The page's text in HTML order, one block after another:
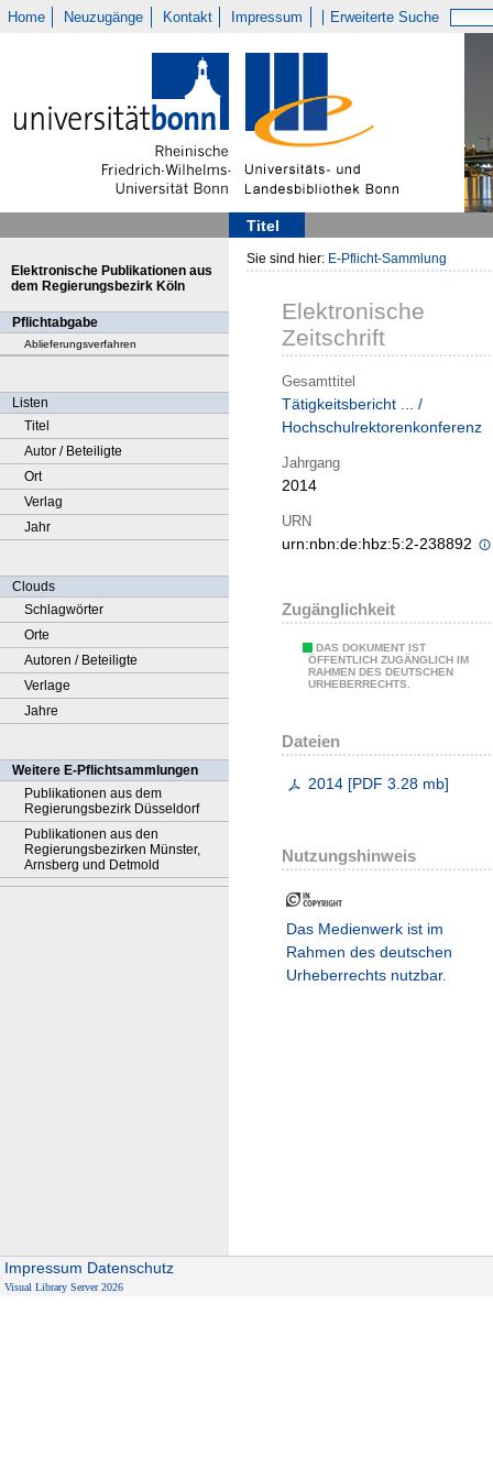
Home Neuzugänge Kontakt Impressum Erweiterte Suche
Titel
Elektronische Publikationen aus
dem Regierungsbezirk Köln
Pflichtabgabe
Ablieferungsverfahren
Listen
Titel
Autor / Beteiligte
Ort
Verlag
Jahr
Clouds
Schlagwörter
Orte
Autoren / Beteiligte
Verlage
Jahre
Weitere E-Pflichtsammlungen
Publikationen aus dem
Regierungsbezirk Düsseldorf
Publikationen aus den
Regierungsbezirken Münster,
Arnsberg und Detmold
Sie sind hier: E-Pflicht-Sammlung
Elektronische
Zeitschrift
Gesamttitel
Tätigkeitsbericht ... /
Hochschulrektorenkonferenz
Jahrgang
2014
URN
urn:nbn:de:hbz:5:2-238892
Zugänglichkeit
DAS DOKUMENT IST
ÖFFENTLICH ZUGÄNGLICH IM
RAHMEN DES DEUTSCHEN
URHEBERRECHTS.
Dateien
2014 [PDF 3.28 mb]
Nutzungshinweis
Das Medienwerk ist im
Rahmen des deutschen
Urheberrechts nutzbar.
Impressum Datenschutz
Visual Library Server 2026